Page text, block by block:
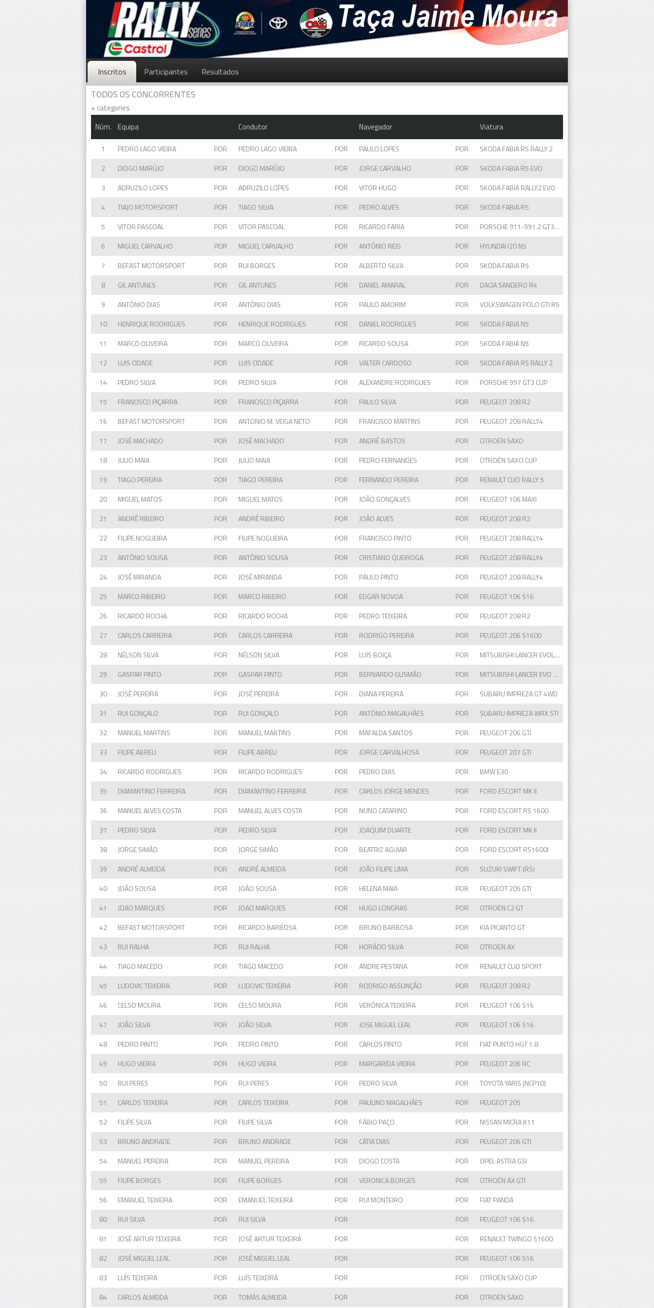
enpt
Inscritos Participantes Resultados
TODOS OS CONCORRENTES
+ categories
Núm.
Equipa Condutor Navegador Viatura
1 PEDRO LAGO VIEIRA POR PEDRO LAGO VIEIRA POR PAULO LOPES POR
SKODA FABIA RS RALLY 2
2
DIOGO MARÚJO POR DIOGO MARÚJO POR JORGE CARVALHO POR
SKODA FABIA R5 EVO
3
ADRUZILO LOPES POR ADRUZILO LOPES POR VITOR HUGO POR
SKODA FABIA RALLY2 EVO
4
TIAJO MOTORSPORT POR TIAGO SILVA POR PEDRO ALVES POR
SKODA FABIA R5
5
VITOR PASCOAL POR VITOR PASCOAL POR RICARDO FARIA POR
PORSCHE 911-991.2 GT3 CUP
6
MIGUEL CARVALHO POR MIGUEL CARVALHO POR ANTÓNIO REIS POR
HYUNDAI I20 N5
7
BEFAST MOTORSPORT POR RUI BORGES POR ALBERTO SILVA POR
SKODA FABIA R5
8
GIL ANTUNES POR GIL ANTUNES POR DANIEL AMARAL POR
DACIA SANDERO R4
9
ANTÓNIO DIAS POR ANTÓNIO DIAS POR PAULO AMORIM POR
VOLKSWAGEN POLO GTI R5
10
HENRIQUE RODRIGUES POR HENRIQUE RODRIGUES POR DANIEL RODRIGUES POR
SKODA FABIA N5
11
MARCO OLIVEIRA POR MARCO OLIVEIRA POR RICARDO SOUSA POR
SKODA FABIA N5
12
LUIS CIDADE POR LUIS CIDADE POR VALTER CARDOSO POR
SKODA FABIA RS RALLY 2
14
PEDRO SILVA POR PEDRO SILVA POR ALEXANDRE RODRIGUES POR
PORSCHE 997 GT3 CUP
15
FRANCISCO PIÇARRA POR FRANCISCO PIÇARRA POR PAULO SILVA POR
PEUGEOT 208 R2
16
BEFAST MOTORSPORT POR ANTONIO M. VEIGA NETO POR FRANCISCO MARTINS POR
PEUGEOT 208 RALLY4
17
JOSÉ MACHADO POR JOSÉ MACHADO POR ANDRÉ BASTOS POR
CITROËN SAXO
18
JULIO MAIA POR JULIO MAIA POR PEDRO FERNANDES POR
CITROËN SAXO CUP
19
TIAGO PEREIRA POR TIAGO PEREIRA POR FERNANDO PEREIRA POR
RENAULT CLIO RALLY 5
20
MIGUEL MATOS POR MIGUEL MATOS POR JOÃO GONÇALVES POR
PEUGEOT 106 MAXI
21
ANDRÉ RIBEIRO POR ANDRÉ RIBEIRO POR JOÃO ALVES POR
PEUGEOT 208 R2
22
FILIPE NOGUEIRA POR FILIPE NOGUEIRA POR FRANCISCO PINTO POR
PEUGEOT 208 RALLY4
23
ANTÓNIO SOUSA POR ANTÓNIO SOUSA POR CRISTIANO QUEIROGA POR
PEUGEOT 208 RALLY4
24
JOSÉ MIRANDA POR JOSÉ MIRANDA POR PAULO PINTO POR
PEUGEOT 208 RALLY4
25
MARCO RIBEIRO POR MARCO RIBEIRO POR EDGAR NOVOA POR
PEUGEOT 106 S16
26
RICARDO ROCHA POR RICARDO ROCHA POR PEDRO TEIXEIRA POR
PEUGEOT 208 R2
27
CARLOS CARREIRA POR CARLOS CARREIRA POR RODRIGO PEREIRA POR
PEUGEOT 206 S1600
28
NÉLSON SILVA POR NÉLSON SILVA POR LUIS BOIÇA POR
MITSUBISHI LANCER EVOLUTION VI
29
GASPAR PINTO POR GASPAR PINTO POR BERNARDO GUSMÃO POR
MITSUBISHI LANCER EVO VIII
30
JOSÉ PEREIRA POR JOSÉ PEREIRA POR DIANA PEREIRA POR
SUBARU IMPREZA GT 4WD
31
RUI GONÇALO POR RUI GONÇALO POR ANTÓNIO MAGALHÃES POR
SUBARU IMPREZA WRX STI
32
MANUEL MARTINS POR MANUEL MARTINS POR MAFALDA SANTOS POR
PEUGEOT 206 GTI
33
FILIPE ABREU POR FILIPE ABREU POR JORGE CARVALHOSA POR
PEUGEOT 207 GTI
34
RICARDO RODRIGUES POR RICARDO RODRIGUES POR PEDRO DIAS POR
BMW E30
35
DIAMANTINO FERREIRA POR DIAMANTINO FERREIRA POR CARLOS JORGE MENDES POR
FORD ESCORT MK II
36
MANUEL ALVES COSTA POR MANUEL ALVES COSTA POR NUNO CATARINO POR
FORD ESCORT RS 1600
37
PEDRO SILVA POR PEDRO SILVA POR JOAQUIM DUARTE POR
FORD ESCORT MK II
38
JORGE SIMÃO POR JORGE SIMÃO POR BEATRIZ AGUIAR POR
FORD ESCORT RS1600I
39
ANDRÉ ALMEIDA POR ANDRÉ ALMEIDA POR JOÃO FILIPE LIMA POR
SUZUKI SWIFT (RS)
40
JOÃO SOUSA POR JOÃO SOUSA POR HELENA MAIA POR
PEUGEOT 205 GTI
41
JOAO MARQUES POR JOAO MARQUES POR HUGO LONGRAS POR
CITROËN C2 GT
42
BEFAST MOTORSPORT POR RICARDO BARBOSA POR BRUNO BARBOSA POR
KIA PICANTO GT
43
RUI RALHA POR RUI RALHA POR HORÁCIO SILVA POR
CITROËN AX
44
TIAGO MACEDO POR TIAGO MACEDO POR ANDRE PESTANA POR
RENAULT CLIO SPORT
45
LUDOVIC TEIXEIRA POR LUDOVIC TEIXEIRA POR RODRIGO ASSUNÇÃO POR
PEUGEOT 208 R2
46
CELSO MOURA POR CELSO MOURA POR VERÓNICA TEIXEIRA POR
PEUGEOT 106 S16
47
JOÃO SILVA POR JOÃO SILVA POR JOSE MIGUEL LEAL POR
PEUGEOT 106 S16
48
PEDRO PINTO POR PEDRO PINTO POR CARLOS PINTO POR
FIAT PUNTO HGT 1.8
49
HUGO VIEIRA POR HUGO VIEIRA POR MARGARIDA VIEIRA POR
PEUGEOT 206 RC
50
RUI PERES POR RUI PERES POR PEDRO SILVA POR
TOYOTA YARIS (NCP10)
51
CARLOS TEIXEIRA POR CARLOS TEIXEIRA POR PAULINO MAGALHÃES POR
PEUGEOT 205
52
FILIPE SILVA POR FILIPE SILVA POR FÁBIO PAÇO POR
NISSAN MICRA K11
53
BRUNO ANDRADE POR BRUNO ANDRADE POR CÁTIA DIAS POR
PEUGEOT 206 GTI
54
MANUEL PEREIRA POR MANUEL PEREIRA POR DIOGO COSTA POR
OPEL ASTRA GSI
55
FILIPE BORGES POR FILIPE BORGES POR VERONICA BORGES POR
CITROËN AX GTI
56
EMANUEL TEIXEIRA POR EMANUEL TEIXEIRA POR RUI MONTEIRO POR
FIAT PANDA
80
RUI SILVA POR RUI SILVA POR POR
PEUGEOT 106 S16
81
JOSÉ ARTUR TEIXEIRA POR JOSÉ ARTUR TEIXEIRA POR POR
RENAULT TWINGO S1600
82
JOSÉ MIGUEL LEAL POR JOSÉ MIGUEL LEAL POR POR
PEUGEOT 106 S16
83
LUÍS TEIXEIRA POR LUÍS TEIXEIRA POR POR
CITROËN SAXO CUP
84
CARLOS ALMEIDA POR TOMÁS ALMEIDA POR POR CITROËN SAXO